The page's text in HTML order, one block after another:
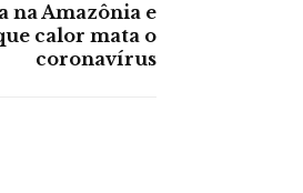
na Amazônia e
calor mata o
coronavírus